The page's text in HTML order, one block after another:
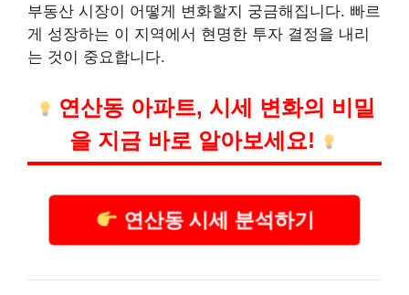
부동산 시장이 어떻게 변화할지 궁금해집니다. 빠르
게 성장하는 이 지역에서 현명한 투자 결정을 내리
는 것이 중요합니다.
연산동 아파트, 시세 변화의 비밀
을 지금 바로 알아보세요!
연산동 시세 분석하기